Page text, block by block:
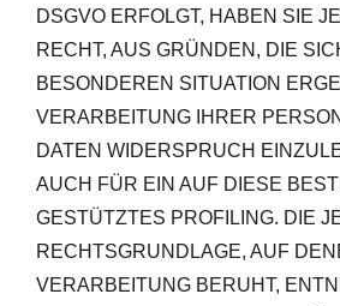
DSGVO ERFOLGT, HABEN SIE
RECHT, AUS GRÜNDEN, DIE
BESONDEREN SITUATION
VERARBEITUNG IHRER
DATEN WIDERSPRUCH
AUCH FÜR EIN AUF DIESE
GESTÜTZTES PROFILING. DIE
RECHTSGRUNDLAGE, AUF
VERARBEITUNG BERUHT,